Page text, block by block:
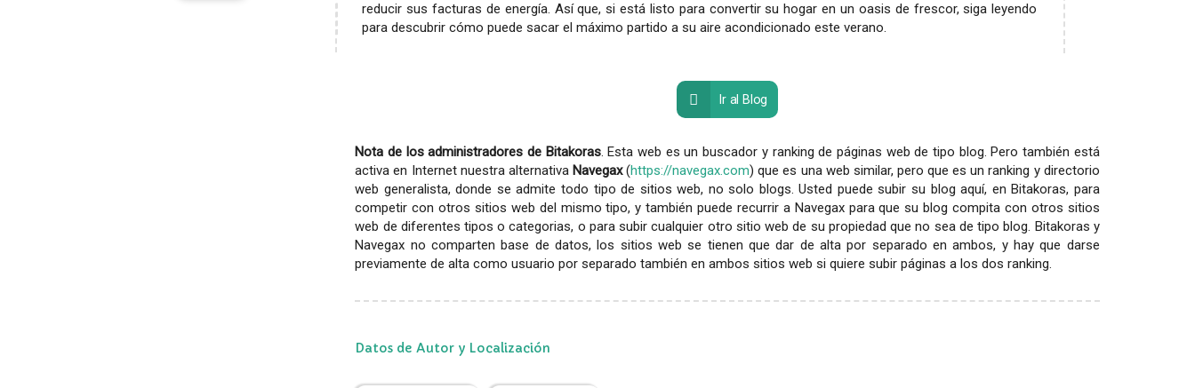
reducir sus facturas de energía. Así que, si está listo para convertir su hogar en un oasis de frescor, siga leyendo
para descubrir cómo puede sacar el máximo partido a su aire acondicionado este verano.
Ir al Blog
Nota de los administradores de Bitakoras. Esta web es un buscador y ranking de páginas web de tipo blog. Pero también está
activa en Internet nuestra alternativa Navegax(https://navegax.com) que es una web similar, pero que es un ranking y directorio
web generalista, donde se admite todo tipo de sitios web, no solo blogs. Usted puede subir su blog aquí, en Bitakoras, para
competir con otros sitios web del mismo tipo, y también puede recurrir a Navegax para que su blog compita con otros sitios
web de diferentes tipos o categorias, o para subir cualquier otro sitio web de su propiedad que no sea de tipo blog. Bitakoras y
Navegax no comparten base de datos, los sitios web se tienen que dar de alta por separado en ambos, y hay que darse
previamente de alta como usuario por separado también en ambos sitios web si quiere subir páginas a los dos ranking.
Datos de Autor y Localización